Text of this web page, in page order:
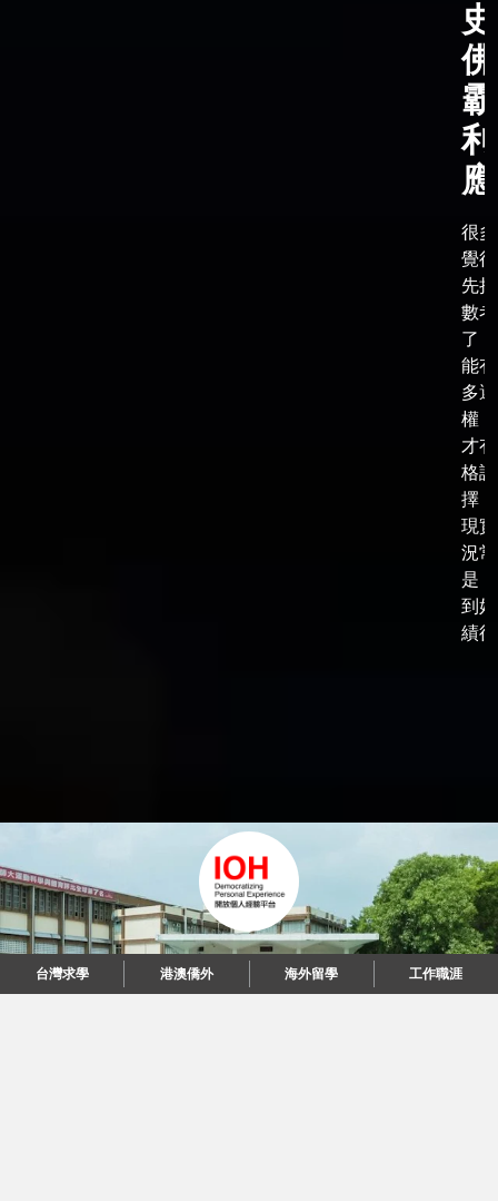
台灣求學 港澳僑外 海外留學 工作職涯
應
很
覺
先
數
了
能
多
權
才
格
擇
現
況常
是
到
績